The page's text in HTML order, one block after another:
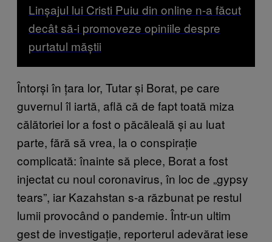
Linșajul lui Cristi Puiu din online n-a făcut
decât să-i promoveze opiniile despre
purtatul măștii
Întorși în țara lor, Tutar și Borat, pe care
guvernul îl iartă, află că de fapt toată miza
călătoriei lor a fost o păcăleală și au luat
parte, fără să vrea, la o conspirație
complicată: înainte să plece, Borat a fost
injectat cu noul coronavirus, în loc de „gypsy
tears”, iar Kazahstan s-a răzbunat pe restul
lumii provocând o pandemie. Într-un ultim
gest de investigație, reporterul adevărat iese